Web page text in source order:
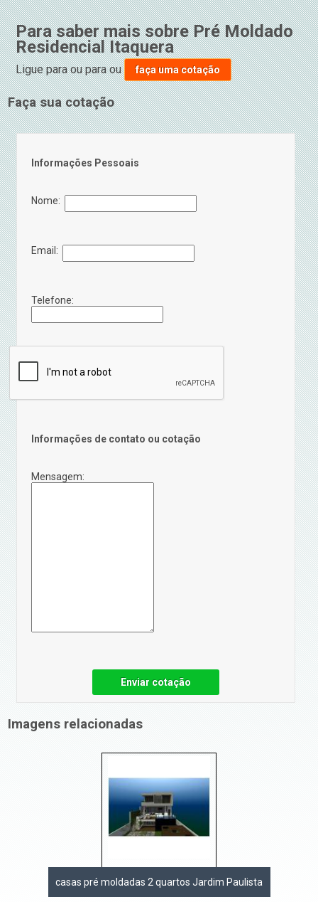
Para saber mais sobre Pré Moldado
Residencial Itaquera
Ligue paraou paraou faça uma cotação
Faça sua cotação
Informações Pessoais
Nome:
Email:
Telefone:
Informações de contato ou cotação
Mensagem:
Enviar cotação
Imagens relacionadas
casas pré moldadas 2 quartos Jardim Paulista